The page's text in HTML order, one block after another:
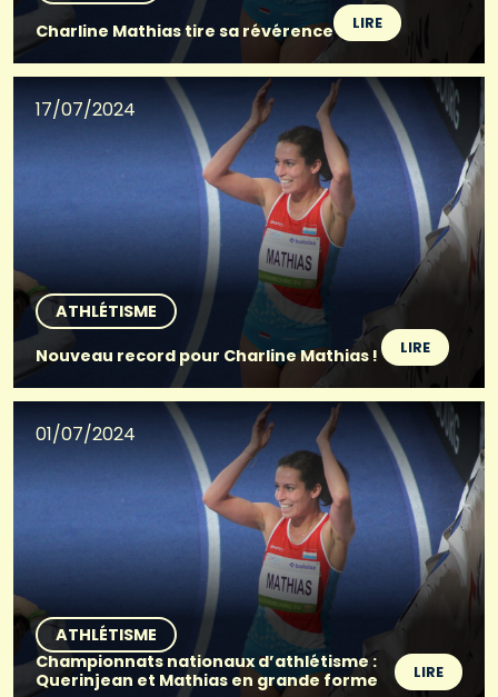
Charline Mathias tire sa révérence
LIRE
17/07/2024
ATHLÉTISME
Nouveau record pour Charline Mathias !
LIRE
01/07/2024
ATHLÉTISME
Championnats nationaux d’athlétisme :
Querinjean et Mathias en grande forme
LIRE